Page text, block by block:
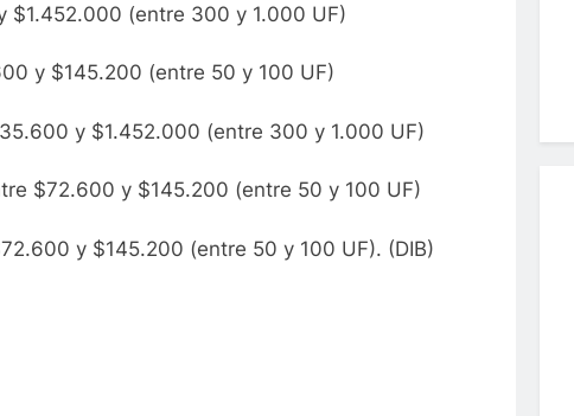
$1.452.000 (entre 300 y 1.000 UF)
y $145.200 (entre 50 y 100 UF)
y $1.452.000 (entre 300 y 1.000 UF)
$72.600 y $145.200 (entre 50 y 100 UF)
y $145.200 (entre 50 y 100 UF). (DIB)